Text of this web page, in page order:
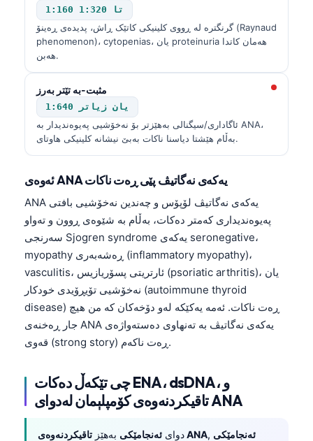
1:160 تا 1:320
گرنگترە لە ڕووی کلینیکی کاتێک ڕاش، پدیده‌ی ڕەینۆ (Raynaud
phenomenon)، cytopenias، یان proteinuria هەمان کاتدا
هەبن.
مثبت-بە تێتر بەرز
1:640 یان زیاتر
ئاگاداری/سیگنالی بەهێزتر بۆ نەخۆشیی پەیوەندیدار بە ANA،
بەڵام هێشتا دیاسنا ناکات بەبێ نیشانە کلینیکی هاوتای.
ئەوەی ANA یەکەی نەگاتیڤ پێی ڕەت ناکات
ANA یەکەی نەگاتیڤ لۆپۆس و چەندین نەخۆشیی بافتی
پەیوەندیداری کەمتر دەکات، بەڵام بە شێوەی ڕوون و تەواو
سەرنجی Sjogren syndrome یەکەی seronegative،
myopathy ڕەشەبەری (inflammatory myopathy)،
vasculitis، ئارتریتی پسۆریازیس (psoriatic arthritis)، یان
نەخۆشیی تۆیڕۆیدی خودکار (autoimmune thyroid
disease) ڕەت ناکات. ئەمە یەکێکە لەو دۆخەکان کە من هیچ
جار ڕەخنەی ANA یەکەی نەگاتیڤ بە تەنهاوی دەستەواژەی
قەوی (strong story) ڕەت ناکەم.
چی تێکەڵ دەکات ENA، dsDNA، و
تاقیکردنەوەی کۆمپلېمان لەدوای ANA
دوای ئەنجامێکی بەهێز تاقیکردنەوەی ANA, ئەنجامێکی